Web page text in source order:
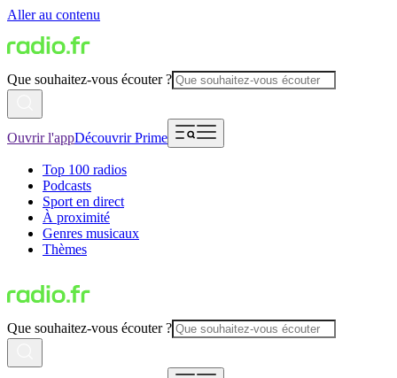
Aller au contenu
Que souhaitez-vous écouter ?
Ouvrir l'appDécouvrir Prime
Top 100 radios
Podcasts
Sport en direct
À proximité
Genres musicaux
Thèmes
Que souhaitez-vous écouter ?